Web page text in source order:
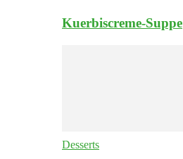
Kuerbiscreme-Suppe
Desserts